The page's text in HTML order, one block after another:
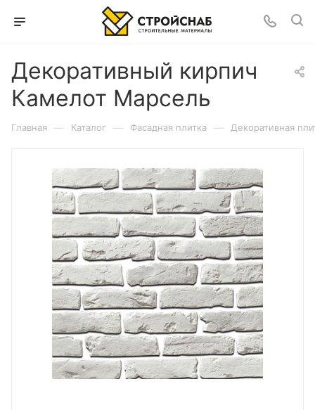
Декоративный кирпич
Камелот Марсель
Главная — Каталог — Фасадная плитка — Декоративная